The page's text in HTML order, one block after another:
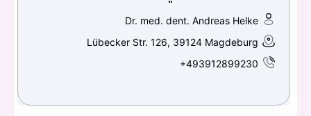
Dr. med. dent. Andreas Helke
Lübecker Str. 126, 39124 Magdeburg
+493912899230